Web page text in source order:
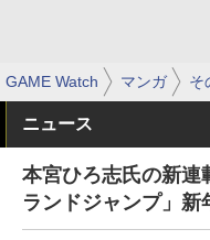
GAME Watch マンガ そ
ニュース
本宮ひろ志氏の新連
ランドジャンプ」新